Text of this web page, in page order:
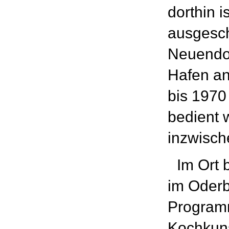
dorthin
Hafen
bis
bedient
Im Ort
im